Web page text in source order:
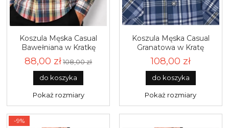
Koszula Męska Casual
Bawełniana w Kratkę
Regular Laviino L194
88,00 zł 108,00 zł
do koszyka
Pokaż rozmiary
Koszula Męska Casual
Granatowa w Kratę
Regular Koneser R496
108,00 zł
do koszyka
Pokaż rozmiary
-9%